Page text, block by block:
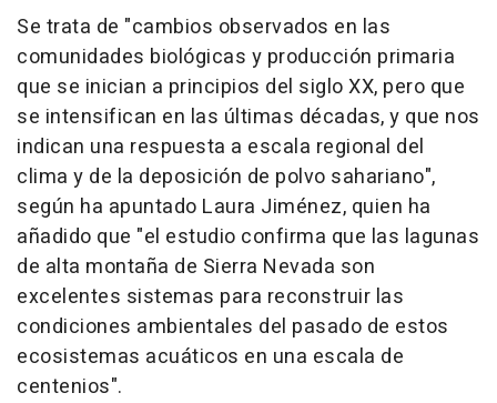
Se trata de "cambios observados en las
comunidades biológicas y producción primaria
que se inician a principios del siglo XX, pero que
se intensifican en las últimas décadas, y que nos
indican una respuesta a escala regional del
clima y de la deposición de polvo sahariano",
según ha apuntado Laura Jiménez, quien ha
añadido que "el estudio confirma que las lagunas
de alta montaña de Sierra Nevada son
excelentes sistemas para reconstruir las
condiciones ambientales del pasado de estos
ecosistemas acuáticos en una escala de
centenios".